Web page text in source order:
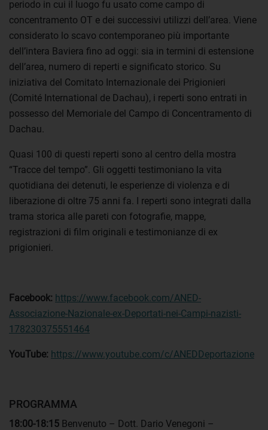
periodo in cui il luogo fu usato come campo di
concentramento OT e dei successivi utilizzi dell’area. Viene
considerato lo scavo contemporaneo più importante
dell’intera Baviera fino ad oggi: sia in termini di estensione
dell’area, numero di reperti e significato storico. Su
iniziativa del Comitato Internazionale dei Prigionieri
(Comité International de Dachau), i reperti sono entrati in
possesso del Memoriale del Campo di Concentramento di
Dachau.
Quasi 100 di questi reperti sono al centro della mostra
“Tracce del tempo”. Gli oggetti testimoniano la vita
quotidiana dei detenuti, le esperienze di violenza e di
liberazione di oltre 75 anni fa. I reperti sono integrati dalla
trama storica alle pareti con fotografie, mappe,
registrazioni di film originali e testimonianze di ex
prigionieri.
Facebook: https://www.facebook.com/ANED-
Associazione-Nazionale-ex-Deportati-nei-Campi-nazisti-
178230375551464
YouTube: https://www.youtube.com/c/ANEDDeportazione
PROGRAMMA
18:00-18:15 Benvenuto – Dott. Dario Venegoni –